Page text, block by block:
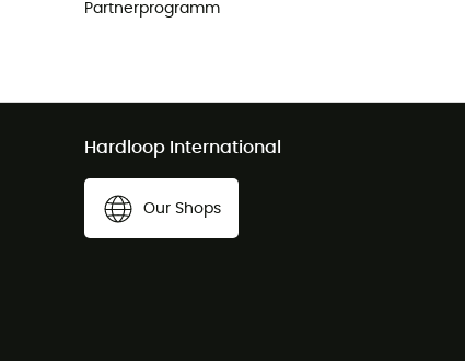
Partnerprogramm
Hardloop International
Our Shops